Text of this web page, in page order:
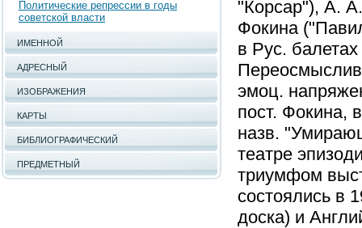
Политические репрессии в годы
советской власти
ИМЕННОЙ
АДРЕСНЫЙ
ИЗОБРАЖЕНИЯ
КАРТЫ
БИБЛИОГРАФИЧЕСКИЙ
ПРЕДМЕТНЫЙ
"Корсар"), А.
Фокина
в Рус.
Переосмыслив
эмоц.
пост. Фокина,
назв.
театре
триумфом
состоялись в
доска) и